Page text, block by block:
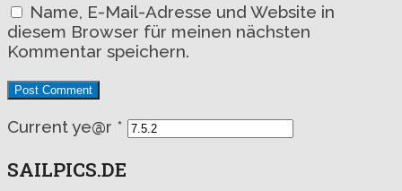
Name, E-Mail-Adresse und Website in
diesem Browser für meinen nächsten
Kommentar speichern.
Current ye@r *
SAILPICS.DE